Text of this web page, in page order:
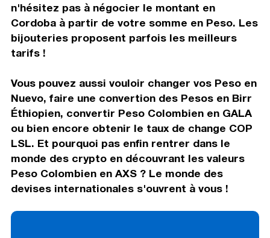
n'hésitez pas à négocier le montant en
Cordoba à partir de votre somme en Peso. Les
bijouteries proposent parfois les meilleurs
tarifs !
Vous pouvez aussi vouloir changer vos Peso en
Nuevo, faire une convertion des Pesos en Birr
Éthiopien, convertir Peso Colombien en GALA
ou bien encore obtenir le taux de change COP
LSL. Et pourquoi pas enfin rentrer dans le
monde des crypto en découvrant les valeurs
Peso Colombien en AXS ? Le monde des
devises internationales s'ouvrent à vous !